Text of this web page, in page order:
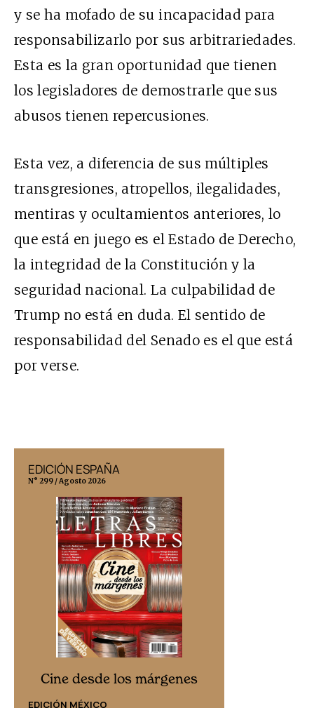
y se ha mofado de su incapacidad para
responsabilizarlo por sus arbitrariedades.
Esta es la gran oportunidad que tienen
los legisladores de demostrarle que sus
abusos tienen repercusiones.
Esta vez, a diferencia de sus múltiples
transgresiones, atropellos, ilegalidades,
mentiras y ocultamientos anteriores, lo
que está en juego es el Estado de Derecho,
la integridad de la Constitución y la
seguridad nacional. La culpabilidad de
Trump no está en duda. El sentido de
responsabilidad del Senado es el que está
por verse.
EDICIÓN ESPAÑA
N° 299 / Agosto 2026
Cine desde los márgenes
EDICIÓN MÉXICO